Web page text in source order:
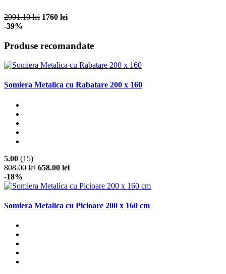
2901.10 lei 1760 lei
-39%
Produse recomandate
Somiera Metalica cu Rabatare 200 x 160
5.00 (15)
808.00 lei 658.00 lei
-18%
Somiera Metalica cu Picioare 200 x 160 cm